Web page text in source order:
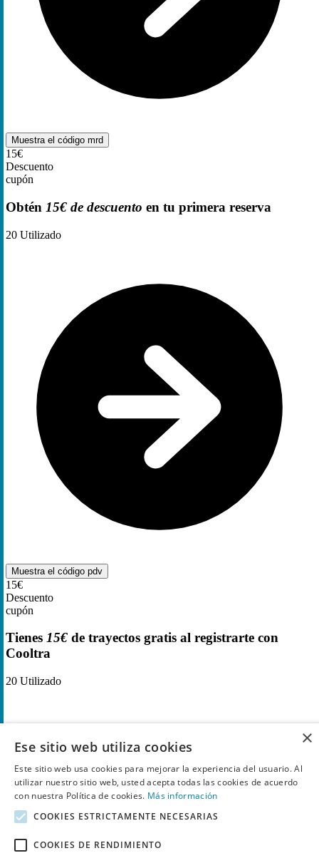
Muestra el código mrd
15€
Descuento
cupón
Obtén 15€ de descuento en tu primera reserva
20 Utilizado
Muestra el código pdv
15€
Descuento
cupón
Tienes 15€ de trayectos gratis al registrarte con
Cooltra
20 Utilizado
×
Ese sitio web utiliza cookies
Este sitio web usa cookies para mejorar la experiencia del usuario. Al
utilizar nuestro sitio web, usted acepta todas las cookies de acuerdo
con nuestra Política de cookies. Más información
COOKIES ESTRICTAMENTE NECESARIAS
COOKIES DE RENDIMIENTO